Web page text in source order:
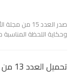
صدر العدد 15
وحكاية اللحظة المناسبة
تحميل العدد 13 من مجلة الأطفال “زورق”